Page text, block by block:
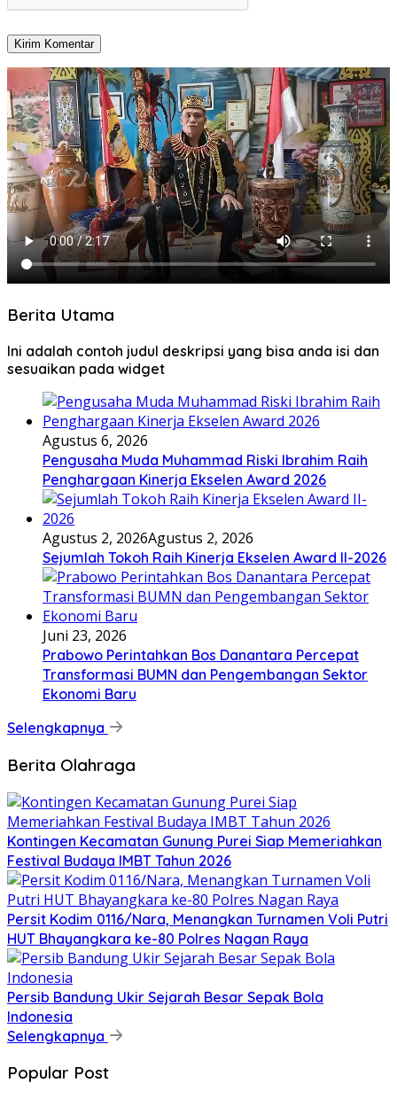
Berita Utama
Ini adalah contoh judul deskripsi yang bisa anda isi dan
sesuaikan pada widget
Agustus 6, 2026
Pengusaha Muda Muhammad Riski Ibrahim Raih
Penghargaan Kinerja Ekselen Award 2026
Agustus 2, 2026Agustus 2, 2026
Sejumlah Tokoh Raih Kinerja Ekselen Award II-2026
Juni 23, 2026
Prabowo Perintahkan Bos Danantara Percepat
Transformasi BUMN dan Pengembangan Sektor
Ekonomi Baru
Selengkapnya
Berita Olahraga
Kontingen Kecamatan Gunung Purei Siap Memeriahkan
Festival Budaya IMBT Tahun 2026
Persit Kodim 0116/Nara, Menangkan Turnamen Voli Putri
HUT Bhayangkara ke-80 Polres Nagan Raya
Persib Bandung Ukir Sejarah Besar Sepak Bola
Indonesia
Selengkapnya
Popular Post